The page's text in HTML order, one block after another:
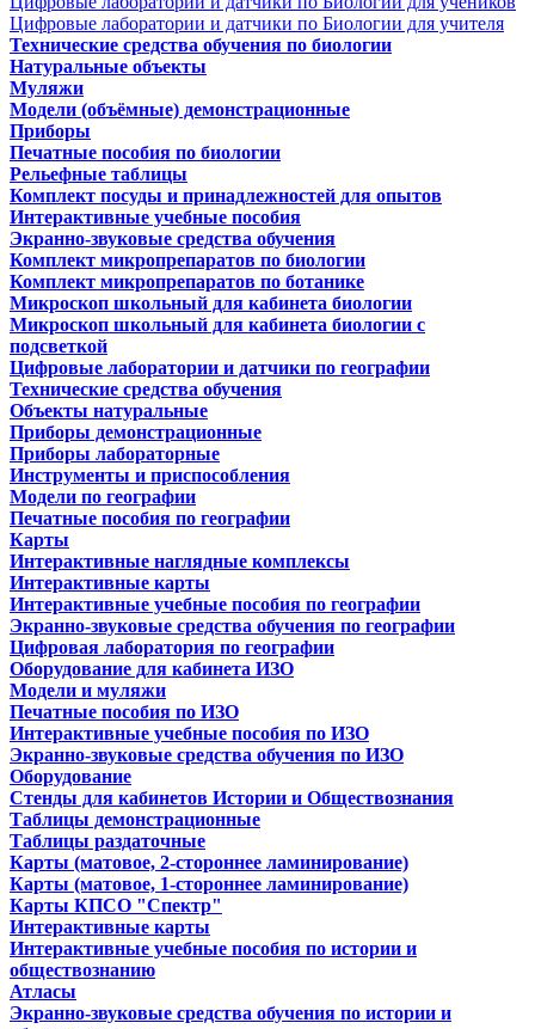
Цифровые лаборатории и датчики по Биологии для учителя
Технические средства обучения по биологии
Натуральные объекты
Муляжи
Модели (объёмные) демонстрационные
Приборы
Печатные пособия по биологии
Рельефные таблицы
Комплект посуды и принадлежностей для опытов
Интерактивные учебные пособия
Экранно-звуковые средства обучения
Комплект микропрепаратов по биологии
Комплект микропрепаратов по ботанике
Микроскоп школьный для кабинета биологии
Микроскоп школьный для кабинета биологии с
подсветкой
Цифровые лаборатории и датчики по географии
Технические средства обучения
Объекты натуральные
Приборы демонстрационные
Приборы лабораторные
Инструменты и приспособления
Модели по географии
Печатные пособия по географии
Карты
Интерактивные наглядные комплексы
Интерактивные карты
Интерактивные учебные пособия по географии
Экранно-звуковые средства обучения по географии
Цифровая лаборатория по географии
Оборудование для кабинета ИЗО
Модели и муляжи
Печатные пособия по ИЗО
Интерактивные учебные пособия по ИЗО
Экранно-звуковые средства обучения по ИЗО
Оборудование
Стенды для кабинетов Истории и Обществознания
Таблицы демонстрационные
Таблицы раздаточные
Карты (матовое, 2-стороннее ламинирование)
Карты (матовое, 1-стороннее ламинирование)
Карты КПСО "Спектр"
Интерактивные карты
Интерактивные учебные пособия по истории и
обществознанию
Атласы
Экранно-звуковые средства обучения по истории и